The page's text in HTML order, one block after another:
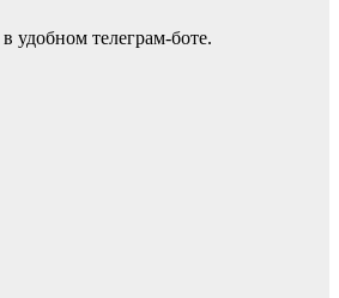
телеграм-боте.